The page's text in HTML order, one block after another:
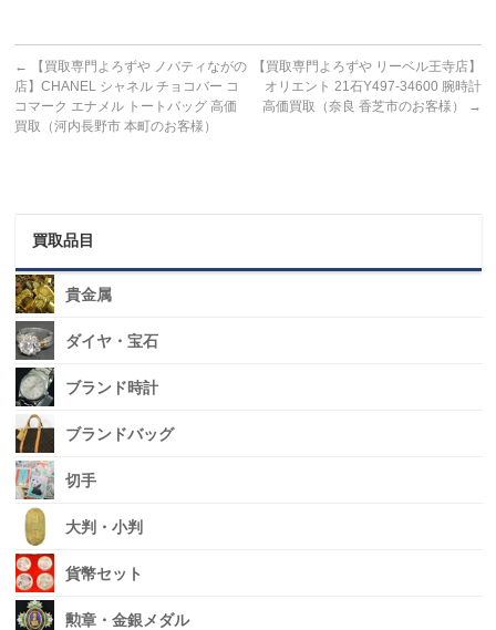
←
【買取専門よろずや ノバティながの
店】CHANEL シャネル チョコバー コ
コマーク エナメル トートバッグ 高価
買取（河内長野市 本町のお客様）
【買取専門よろずや リーベル王寺店】
オリエント 21石Y497-34600 腕時計
高価買取（奈良 香芝市のお客様）
→
買取品目
貴金属
ダイヤ・宝石
ブランド時計
ブランドバッグ
切手
大判・小判
貨幣セット
勲章・金銀メダル